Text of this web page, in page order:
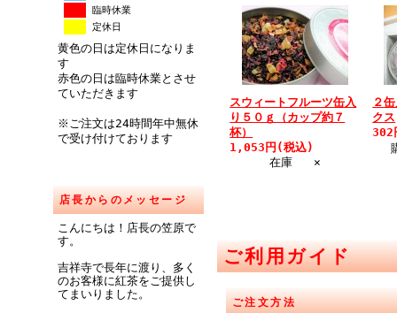
臨時休業
定休日
黄色の日は定休日になりま
す
赤色の日は臨時休業とさせ
ていただきます
※ご注文は24時間年中無休
で受け付けております
店長からのメッセージ
こんにちは！店長の笠原で
す。
吉祥寺で長年に渡り、多く
のお客様に紅茶をご提供し
てまいりました。
スウィートフルーツ缶入
り５０ｇ（カップ約７
杯）
1,053円(税込)
在庫 ×
２
クス
302
ご利用ガイド
ご注文方法